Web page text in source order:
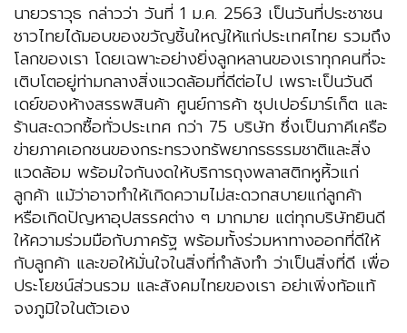
นายวราวุธ กล่าวว่า วันที่ 1 ม.ค. 2563 เป็นวันที่ประชาชน
ชาวไทยได้มอบของขวัญชิ้นใหญ่ให้แก่ประเทศไทย รวมถึง
โลกของเรา โดยเฉพาะอย่างยิ่งลูกหลานของเราทุกคนที่จะ
เติบโตอยู่ท่ามกลางสิ่งแวดล้อมที่ดีต่อไป เพราะเป็นวันดี
เดย์ของห้างสรรพสินค้า ศูนย์การค้า ซุปเปอร์มาร์เก็ต และ
ร้านสะดวกซื้อทั่วประเทศ กว่า 75 บริษัท ซึ่งเป็นภาคีเครือ
ข่ายภาคเอกชนของกระทรวงทรัพยากรธรรมชาติและสิ่ง
แวดล้อม พร้อมใจกันงดให้บริการถุงพลาสติกหูหิ้วแก่
ลูกค้า แม้ว่าอาจทำให้เกิดความไม่สะดวกสบายแก่ลูกค้า
หรือเกิดปัญหาอุปสรรคต่าง ๆ มากมาย แต่ทุกบริษัทยินดี
ให้ความร่วมมือกับภาครัฐ พร้อมทั้งร่วมหาทางออกที่ดีให้
กับลูกค้า และขอให้มั่นใจในสิ่งที่กำลังทำ ว่าเป็นสิ่งที่ดี เพื่อ
ประโยชน์ส่วนรวม และสังคมไทยของเรา อย่าเพิ่งท้อแท้
จงภูมิใจในตัวเอง